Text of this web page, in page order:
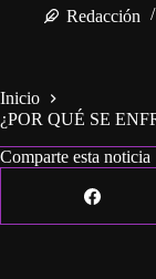
Redacción
Inicio
¿POR QUÉ SE
Comparte esta noticia